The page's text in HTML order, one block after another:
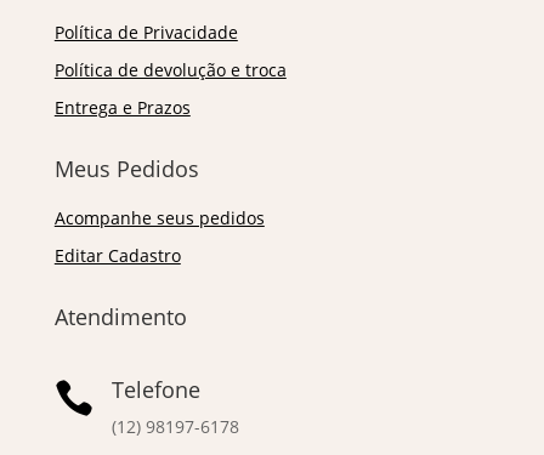
Política de Privacidade
Política de devolução e troca
Entrega e Prazos
Meus Pedidos
Acompanhe seus pedidos
Editar Cadastro
Atendimento
 Telefone
(12) 98197-6178